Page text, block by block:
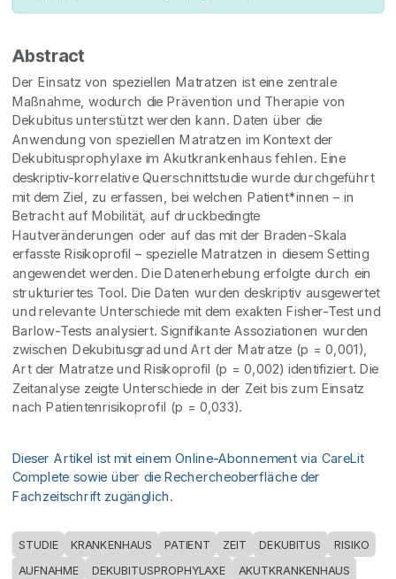
Abstract
Der Einsatz von speziellen Matratzen ist eine zentrale
Maßnahme, wodurch die Prävention und Therapie von
Dekubitus unterstützt werden kann. Daten über die
Anwendung von speziellen Matratzen im Kontext der
Dekubitusprophylaxe im Akutkrankenhaus fehlen. Eine
deskriptiv-korrelative Querschnittstudie wurde durchgeführt
mit dem Ziel, zu erfassen, bei welchen Patient*innen – in
Betracht auf Mobilität, auf druckbedingte
Hautveränderungen oder auf das mit der Braden-Skala
erfasste Risikoprofil – spezielle Matratzen in diesem Setting
angewendet werden. Die Datenerhebung erfolgte durch ein
strukturiertes Tool. Die Daten wurden deskriptiv ausgewertet
und relevante Unterschiede mit dem exakten Fisher-Test und
Barlow-Tests analysiert. Signifikante Assoziationen wurden
zwischen Dekubitusgrad und Art der Matratze (p = 0,001),
Art der Matratze und Risikoprofil (p = 0,002) identifiziert. Die
Zeitanalyse zeigte Unterschiede in der Zeit bis zum Einsatz
nach Patientenrisikoprofil (p = 0,033).
Dieser Artikel ist mit einem Online-Abonnement via CareLit
Complete sowie über die Rechercheoberfläche der
Fachzeitschrift zugänglich.
STUDIE KRANKENHAUS PATIENT ZEIT DEKUBITUS RISIKO
AUFNAHME DEKUBITUSPROPHYLAXE AKUTKRANKENHAUS